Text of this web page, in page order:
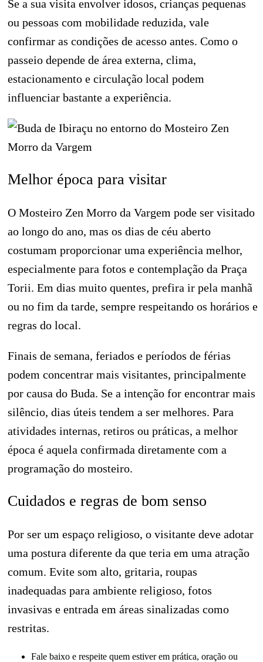
Se a sua visita envolver idosos, crianças pequenas
ou pessoas com mobilidade reduzida, vale
confirmar as condições de acesso antes. Como o
passeio depende de área externa, clima,
estacionamento e circulação local podem
influenciar bastante a experiência.
Melhor época para visitar
O Mosteiro Zen Morro da Vargem pode ser visitado
ao longo do ano, mas os dias de céu aberto
costumam proporcionar uma experiência melhor,
especialmente para fotos e contemplação da Praça
Torii. Em dias muito quentes, prefira ir pela manhã
ou no fim da tarde, sempre respeitando os horários e
regras do local.
Finais de semana, feriados e períodos de férias
podem concentrar mais visitantes, principalmente
por causa do Buda. Se a intenção for encontrar mais
silêncio, dias úteis tendem a ser melhores. Para
atividades internas, retiros ou práticas, a melhor
época é aquela confirmada diretamente com a
programação do mosteiro.
Cuidados e regras de bom senso
Por ser um espaço religioso, o visitante deve adotar
uma postura diferente da que teria em uma atração
comum. Evite som alto, gritaria, roupas
inadequadas para ambiente religioso, fotos
invasivas e entrada em áreas sinalizadas como
restritas.
Fale baixo e respeite quem estiver em prática, oração ou